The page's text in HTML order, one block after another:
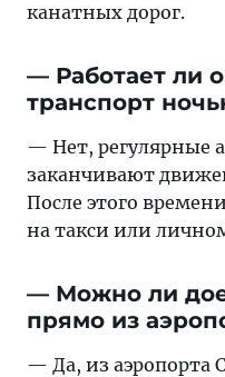
канатных дорог.
— Работает ли
транспорт
— Нет, регулярные
заканчивают
После этого
на такси или
— Можно ли
прямо из
— Да, из аэропорта